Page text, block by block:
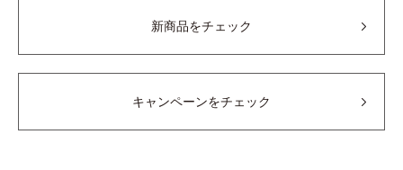
新商品をチェック
キャンペーンをチェック